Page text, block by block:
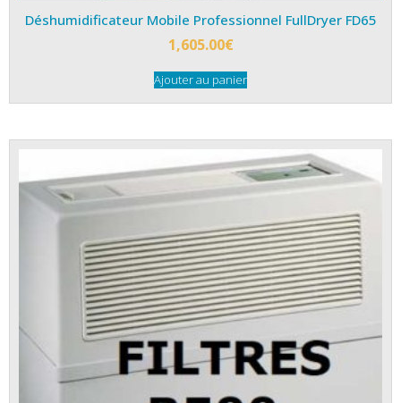
Déshumidificateur Mobile Professionnel FullDryer FD65
1,605.00€
Ajouter au panier